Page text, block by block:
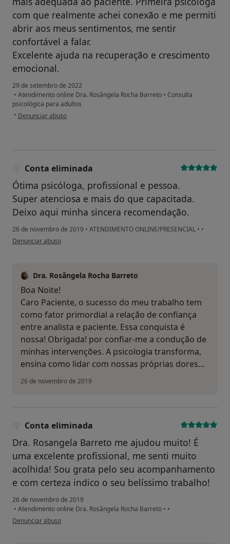
com que realmente achei conexão e me permiti
abrir aos meus sentimentos, me sentir
confortável a falar.
Excelente ajuda na recuperação e crescimento
emocional.
29 de setembro de 2022
• Atendimento online Dra. Rosângela Rocha Barreto • Consulta
psicológica para adultos
• na opinião do utilizador Laura
Denunciar abuso
Conta eliminada
Ótima psicóloga, profissional e pessoa.
Super atenciosa e mais do que capacitada.
Deixo aqui minha sincera recomendação.
26 de novembro de 2019 • ATENDIMENTO ONLINE/PRESENCIAL • •
na opinião do utilizador Conta eliminada
Denunciar abuso
Dra. Rosângela Rocha Barreto
Boa Noite!
Caro Paciente, o sucesso do meu trabalho tem
como fator primordial a relação de confiança
entre analista e paciente. Essa conquista é
nossa! Obrigada! por confiar-me a condução de
minhas intervenções. A psicologia transforma,
ensina como lidar com nossas próprias dores...
26 de novembro de 2019
Conta eliminada
Dra. Rosangela Barreto me ajudou muito! É
uma excelente profissional, me senti muito
acolhida! Sou grata pelo seu acompanhamento
e com certeza indico o seu belíssimo trabalho!
26 de novembro de 2019
• Atendimento online Dra. Rosângela Rocha Barreto • •
na opinião do utilizador Conta eliminada
Denunciar abuso